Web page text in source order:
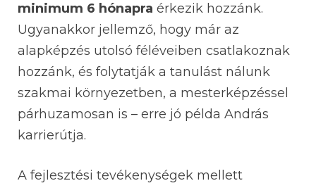
minimum 6 hónapra érkezik hozzánk.
Ugyanakkor jellemző, hogy már az
alapképzés utolsó féléveiben csatlakoznak
hozzánk, és folytatják a tanulást nálunk
szakmai környezetben, a mesterképzéssel
párhuzamosan is – erre jó példa András
karrierútja.
A fejlesztési tevékenységek mellett